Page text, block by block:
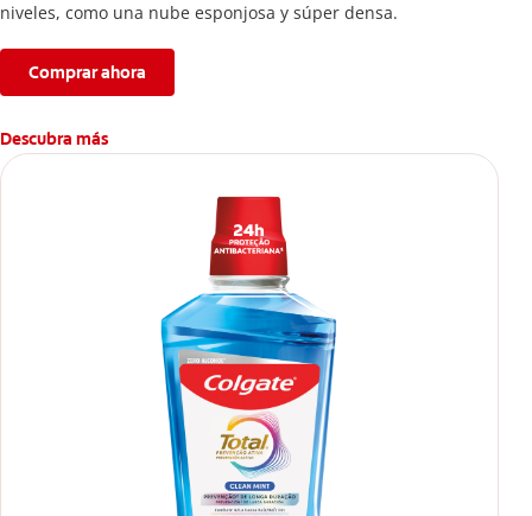
niveles, como una nube esponjosa y súper densa.
Comprar ahora
Descubra más